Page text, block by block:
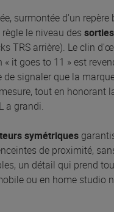
surmontée d'un repère
le niveau des
TRS arrière). Le clin
« it goes to 11 » est
de signaler que la
tout en honorant
a grandi.
symétriques
de proximité,
un détail qui prend
ou en home studio